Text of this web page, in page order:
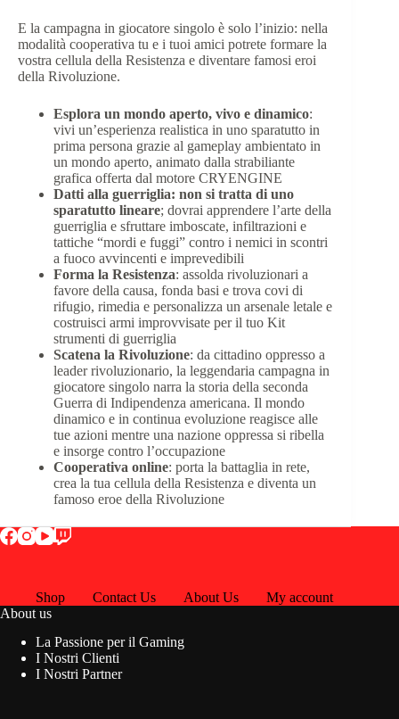
E la campagna in giocatore singolo è solo l’inizio: nella
modalità cooperativa tu e i tuoi amici potrete formare la
vostra cellula della Resistenza e diventare famosi eroi
della Rivoluzione.
Esplora un mondo aperto, vivo e dinamico:
vivi un’esperienza realistica in uno sparatutto in
prima persona grazie al gameplay ambientato in
un mondo aperto, animato dalla strabiliante
grafica offerta dal motore CRYENGINE
Datti alla guerriglia: non si tratta di uno
sparatutto lineare; dovrai apprendere l’arte della
guerriglia e sfruttare imboscate, infiltrazioni e
tattiche “mordi e fuggi” contro i nemici in scontri
a fuoco avvincenti e imprevedibili
Forma la Resistenza: assolda rivoluzionari a
favore della causa, fonda basi e trova covi di
rifugio, rimedia e personalizza un arsenale letale e
costruisci armi improvvisate per il tuo Kit
strumenti di guerriglia
Scatena la Rivoluzione: da cittadino oppresso a
leader rivoluzionario, la leggendaria campagna in
giocatore singolo narra la storia della seconda
Guerra di Indipendenza americana. Il mondo
dinamico e in continua evoluzione reagisce alle
tue azioni mentre una nazione oppressa si ribella
e insorge contro l’occupazione
Cooperativa online: porta la battaglia in rete,
crea la tua cellula della Resistenza e diventa un
famoso eroe della Rivoluzione
Shop Contact Us About Us
My account
About us
La Passione per il Gaming
I Nostri Clienti
I Nostri Partner